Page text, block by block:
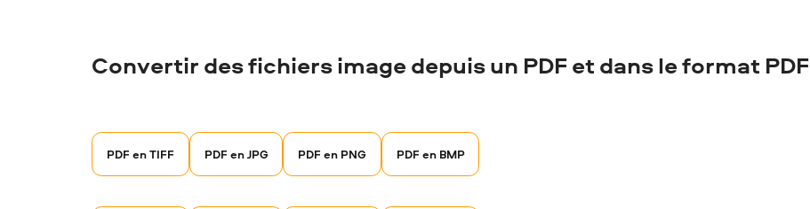
Convertir des fichiers image depuis un PDF et dans le format PDF
PDF en TIFF PDF en JPG PDF en PNG PDF en BMP